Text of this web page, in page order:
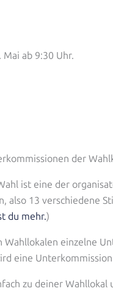
ab 9:30 Uhr.
der
ist eine der
also 13 verschiedene
du mehr.)
einzelne
eine
zu deiner